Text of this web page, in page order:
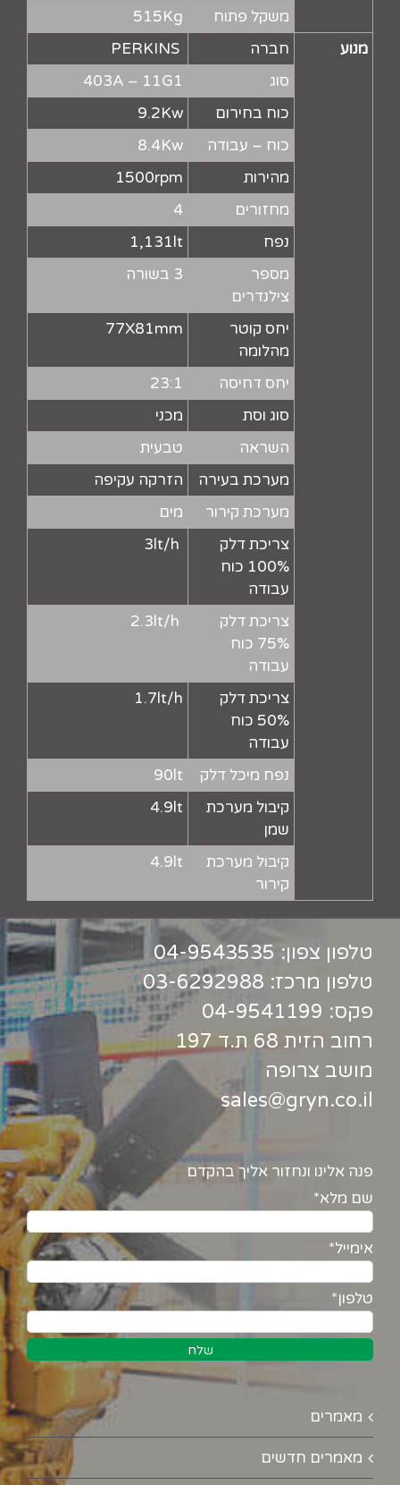
משקל פתוח
515Kg
מנוע
חברה
סוג
403A – 11G1
כוח בחירום
9.2Kw
כוח – עבודה
8.4Kw
מהירות
1500rpm
מחזורים
4
נפח
1,131lt
מספר
צילנדרים
3 בשורה
יחס קוטר
מהלומה
77X81mm
יחס דחיסה
23:1
סוג וסת
מכני
השראה
טבעית
מערכת בעירה
הזרקה עקיפה
מערכת קירור
מים
צריכת דלק
100% כוח
עבודה
צריכת דלק
75% כוח
עבודה
צריכת דלק
50% כוח
עבודה
1.7lt/h
נפח מיכל דלק
90lt
קיבול מערכת
שמן
4.9lt
קיבול מערכת
קירור
4.9lt
טלפון צפון: 04-9543535
טלפון מרכז: 03-6292988
פקס: 04-9541199
רחוב הזית 68 ת.ד 197
מושב צרופה
sales@gryn.co.il
פנה אלינו ונחזור אליך בהקדם
שם מלא*
אימייל*
טלפון*
מאמרים
מאמרים חדשים